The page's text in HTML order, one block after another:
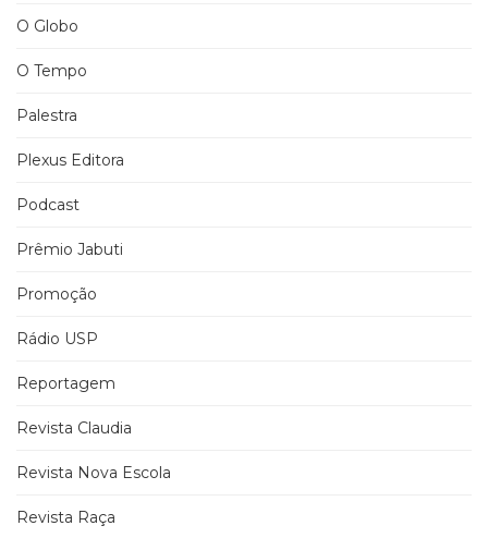
O Globo
O Tempo
Palestra
Plexus Editora
Podcast
Prêmio Jabuti
Promoção
Rádio USP
Reportagem
Revista Claudia
Revista Nova Escola
Revista Raça